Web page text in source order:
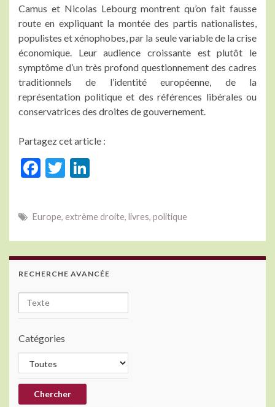
Camus et Nicolas Lebourg montrent qu’on fait fausse
route en expliquant la montée des partis nationalistes,
populistes et xénophobes, par la seule variable de la crise
économique. Leur audience croissante est plutôt le
symptôme d’un très profond questionnement des cadres
traditionnels de l’identité européenne, de la
représentation politique et des références libérales ou
conservatrices des droites de gouvernement.
Partagez cet article :
F
b
o
o
T
itt
er
ke
dI
n
Europe, extrème droite, livres, politique
RECHERCHE AVANCÉE
Catégories